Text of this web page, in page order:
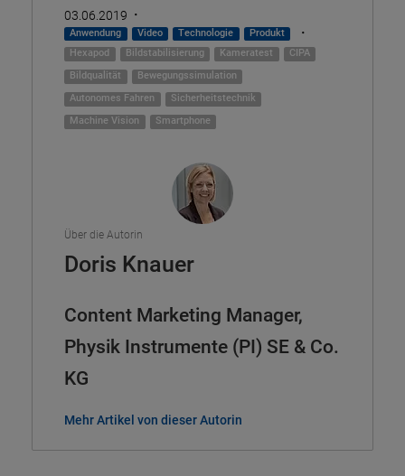
03.06.2019 ·
Anwendung Video Technologie Produkt ·
Hexapod Bildstabilisierung Kameratest
CIPA
Bildqualität
Bewegungssimulation
Autonomes Fahren
Sicherheitstechnik
Machine Vision
Smartphone
Über die Autorin
Doris Knauer
Content Marketing Manager,
Physik Instrumente (PI) SE & Co.
KG
Mehr Artikel von dieser Autorin